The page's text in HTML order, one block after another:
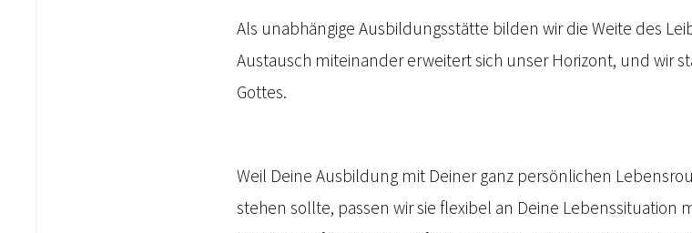
Als unabhängige Ausbildungsstätte bilden wir die Weite des
Austausch miteinander erweitert sich unser Horizont, und wir
Gottes.
Weil Deine Ausbildung mit Deiner ganz persönlichen
stehen sollte, passen wir sie flexibel an Deine Lebenssituation